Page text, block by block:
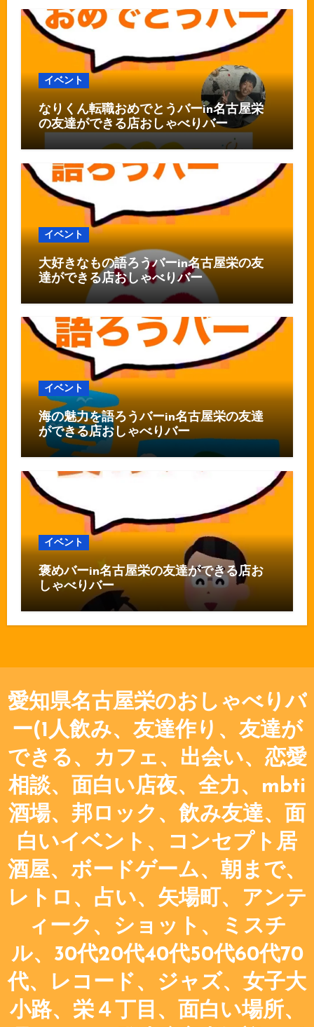
イベント
なりくん転職おめでとうバーin名古屋栄
の友達ができる店おしゃべりバー
イベント
大好きなもの語ろうバーin名古屋栄の友
達ができる店おしゃべりバー
イベント
海の魅力を語ろうバーin名古屋栄の友達
ができる店おしゃべりバー
イベント
褒めバーin名古屋栄の友達ができる店お
しゃべりバー
愛知県名古屋栄のおしゃべりバ
ー(1人飲み、友達作り、友達が
できる、カフェ、出会い、恋愛
相談、面白い店夜、全力、mbti
酒場、邦ロック、飲み友達、面
白いイベント、コンセプト居
酒屋、ボードゲーム、朝まで、
レトロ、占い、矢場町、アンテ
ィーク、ショット、ミスチ
ル、30代20代40代50代60代70
代、レコード、ジャズ、女子大
小路、栄４丁目、面白い場所、